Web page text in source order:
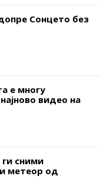
Сонцето без
е многу
видео на
сними
метеор од